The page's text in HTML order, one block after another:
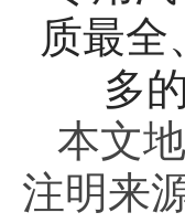
本文
注明来